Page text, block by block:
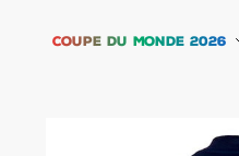
COUPE DU MONDE 2026